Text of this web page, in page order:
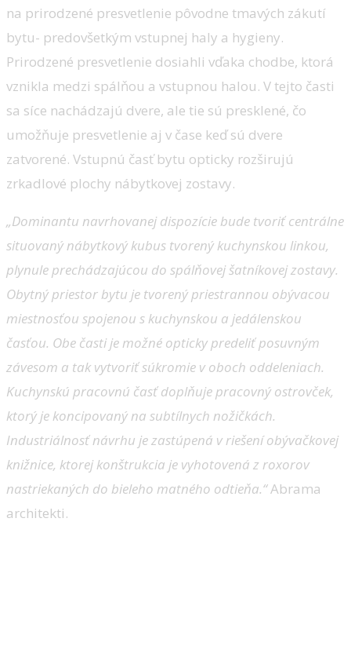
na prirodzené presvetlenie pôvodne tmavých zákutí
bytu- predovšetkým vstupnej haly a hygieny.
Prirodzené presvetlenie dosiahli vďaka chodbe, ktorá
vznikla medzi spálňou a vstupnou halou. V tejto časti
sa síce nachádzajú dvere, ale tie sú presklené, čo
umožňuje presvetlenie aj v čase keď sú dvere
zatvorené. Vstupnú časť bytu opticky rozširujú
zrkadlové plochy nábytkovej zostavy.
„Dominantu navrhovanej dispozície bude tvoriť centrálne
situovaný nábytkový kubus tvorený kuchynskou linkou,
plynule prechádzajúcou do spálňovej šatníkovej zostavy.
Obytný priestor bytu je tvorený priestrannou obývacou
miestnosťou spojenou s kuchynskou a jedálenskou
časťou. Obe časti je možné opticky predeliť posuvným
závesom a tak vytvoriť súkromie v oboch oddeleniach.
Kuchynskú pracovnú časť doplňuje pracovný ostrovček,
ktorý je koncipovaný na subtílnych nožičkách.
Industriálnosť návrhu je zastúpená v riešení obývačkovej
knižnice, ktorej konštrukcia je vyhotovená z roxorov
nastriekaných do bieleho matného odtieňa.“Abrama
architekti.